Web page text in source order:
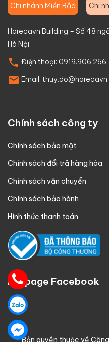
Chi nhánh Miền Bắc Chi
Horecavn Building – Số 48
Hà Nội
Điện thoại: 0919.906.266
Email:
Chính sách công ty
Chính sách bảo mật
Chính sách đổi trả hàng hóa
Chính sách vận chuyển
Chính sách bảo hành
Hình thức thanh toán
Fanpage Facebook
Bản quyền thuộc về